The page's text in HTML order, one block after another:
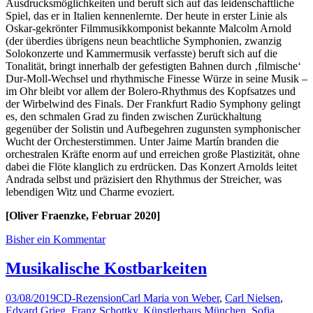
Ausdrucksmöglichkeiten und beruft sich auf das leidenschaftliche
Spiel, das er in Italien kennenlernte. Der heute in erster Linie als
Oskar-gekrönter Filmmusikkomponist bekannte Malcolm Arnold
(der überdies übrigens neun beachtliche Symphonien, zwanzig
Solokonzerte und Kammermusik verfasste) beruft sich auf die
Tonalität, bringt innerhalb der gefestigten Bahnen durch ‚filmische‘
Dur-Moll-Wechsel und rhythmische Finesse Würze in seine Musik –
im Ohr bleibt vor allem der Bolero-Rhythmus des Kopfsatzes und
der Wirbelwind des Finals. Der Frankfurt Radio Symphony gelingt
es, den schmalen Grad zu finden zwischen Zurückhaltung
gegenüber der Solistin und Aufbegehren zugunsten symphonischer
Wucht der Orchesterstimmen. Unter Jaime Martín branden die
orchestralen Kräfte enorm auf und erreichen große Plastizität, ohne
dabei die Flöte klanglich zu erdrücken. Das Konzert Arnolds leitet
Andrada selbst und präzisiert den Rhythmus der Streicher, was
lebendigen Witz und Charme evoziert.
[Oliver Fraenzke, Februar 2020]
Bisher ein Kommentar
Musikalische Kostbarkeiten
03/08/2019CD-RezensionCarl Maria von Weber, Carl Nielsen,